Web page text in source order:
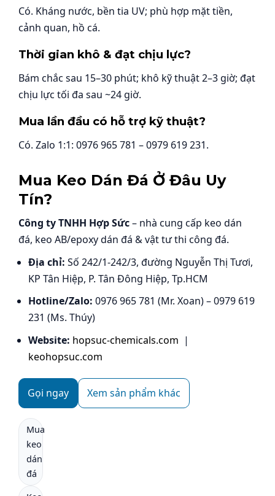
Có. Kháng nước, bền tia UV; phù hợp mặt tiền,
cảnh quan, hồ cá.
Thời gian khô & đạt chịu lực?
Bám chắc sau 15–30 phút; khô kỹ thuật 2–3 giờ; đạt
chịu lực tối đa sau ~24 giờ.
Mua lần đầu có hỗ trợ kỹ thuật?
Có. Zalo 1:1: 0976 965 781 – 0979 619 231.
Mua Keo Dán Đá Ở Đâu Uy
Tín?
Công ty TNHH Hợp Sức– nhà cung cấp keo dán
đá, keo AB/epoxy dán đá & vật tư thi công đá.
Địa chỉ: Số 242/1-242/3, đường Nguyễn Thị Tươi,
KP Tân Hiệp, P. Tân Đông Hiệp, Tp.HCM
Hotline/Zalo: 0976 965 781 (Mr. Xoan) – 0979 619
231 (Ms. Thúy)
Website: hopsuc-chemicals.com |
keohopsuc.com
Gọi ngay Xem sản phẩm khác
Mua
keo
dán
đá